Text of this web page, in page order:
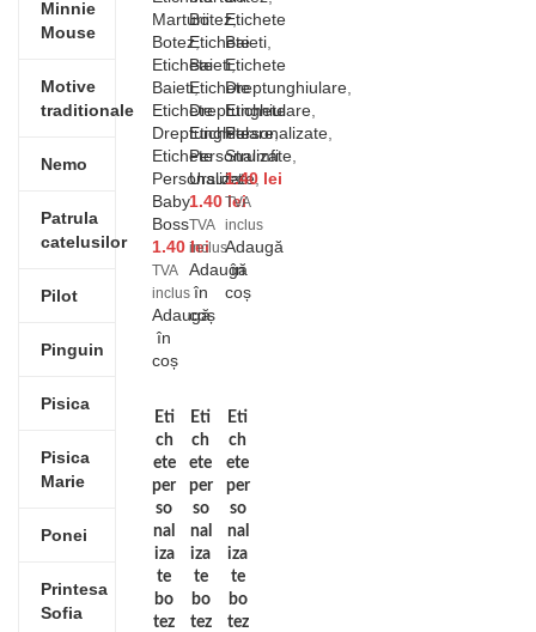
Minnie
Mouse
Motive
traditionale
Nemo
Patrula
catelusilor
Pilot
Pinguin
Pisica
Pisica
Marie
Ponei
Printesa
Sofia
Marturii
Botez,
Etichete
Baieti,
Etichete
Dreptunghiulare,
Etichete
Personalizate,
Baby
Boss
1.40lei
TVA
inclus
Adaugă
în
coș
Botez,
Etichete
Baieti,
Etichete
Dreptunghiulare,
Etichete
Personalizate,
Ursulet
1.40lei
TVA
inclus
Adaugă
în
coș
Etichete
Baieti
Etichete
Dreptunghiulare
Etichete
Personalizate
Strumfi
1.40 lei
TVA
inclus
Adaugă
în
coș
Eti
ch
ete
per
so
nal
iza
te
bo
tez
Eti
ch
ete
per
so
nal
iza
te
bo
tez
Eti
ch
ete
per
so
nal
iza
te
bo
tez